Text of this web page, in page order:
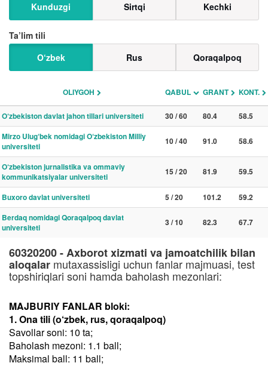
Kunduzgi
Sirtqi Kechki
Ta’lim tili
O‘zbek
Rus Qoraqalpoq
OLIYGOH QABUL GRANT KONT.
O‘zbekiston davlat jahon tillari universiteti 30 / 60 80.4
58.5
Mirzo Ulug‘bek nomidagi O‘zbekiston Milliy
universiteti
10 / 40 91.0 58.6
O‘zbekiston jurnalistika va ommaviy
kommunikatsiyalar universiteti
15 / 20 81.9 59.5
Buxoro davlat universiteti 5 / 20 101.2
59.2
Berdaq nomidagi Qoraqalpoq davlat
universiteti
3 / 10 82.3 67.7
60320200 - Axborot xizmati va jamoatchilik bilan
aloqalar mutaxassisligi uchun fanlar majmuasi, test
topshiriqlari soni hamda baholash mezonlari:
MAJBURIY FANLAR bloki:
1. Ona tili (o‘zbek, rus, qoraqalpoq)
Savollar soni: 10 ta;
Baholash mezoni: 1.1 ball;
Maksimal ball: 11 ball;